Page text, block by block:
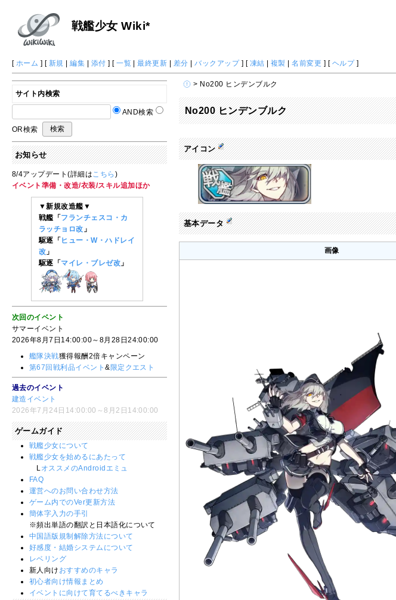
戦艦少女 Wiki*
[ ホーム ] [ 新規 |編集 | 添付 ] [一覧 |最終更新 | 差分 |バックアップ] [ 凍結 | 複製 |名前変更 ] [ ヘルプ]
> No200 ヒンデンブルク
No200 ヒンデンブルク
アイコン
基本データ
画像
サイト内検索
AND検索
OR検索
お知らせ
8/4アップデート(詳細はこちら )
イベント準備・改造/衣装/スキル追加ほか
▼新規改造艦▼
戦艦「フランチェスコ・カ
ラッチョロ改 」
駆逐「ヒュー・W・ハドレイ
改 」
駆逐「マイレ・ブレゼ改 」
次回のイベント
サマーイベント
2026年8月7日14:00:00～8月28日24:00:00
艦隊決戦獲得報酬2倍キャンペーン
第67回戦利品イベント&限定クエスト
過去のイベント
建造イベント
2026年7月24日14:00:00～8月2日14:00:00
ゲームガイド
戦艦少女について
戦艦少女を始めるにあたって
L オススメのAndroidエミュ
FAQ
運営へのお問い合わせ方法
ゲーム内でのVer更新方法
簡体字入力の手引
※頻出単語の翻訳と日本語化について
中国語版規制解除方法について
好感度・結婚システムについて
レベリング
新人向け おすすめのキャラ
初心者向け情報まとめ
イベントに向けて育てるべきキャラ